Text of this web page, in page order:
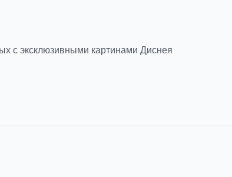
с эксклюзивными картинами Диснея